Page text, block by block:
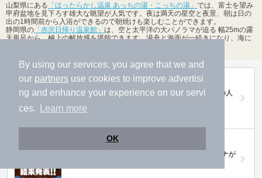
By using our services, you agree that we and
our partners use cookies to improve advertisi
ng and enhance your experience on our servi
ces.
Learn more
OK
山梨県にある 「ほったらかし温泉 あっちの湯・こっちの湯」 では、富士を望み
甲府盆地を見下ろす雄大な眺望が人気です。夜は満天の星空と夜景、朝は日の
出の1時間前から入浴ができるので朝焼けも楽しむことができます。
静岡県の 「赤沢日帰り温泉館」 は、空と太平洋の大パノラマが迫る 幅25mの露
天風呂から、極上の解放感を堪能できます。湯舟と海面が一続きになり、海に
第20回ニフティ温泉年間ランキング2025
全国約2.2万件の中から頂点に選ばれた、2025年の人
ニフティ温泉 サウナランキング2026
おふろ好きユーザーの投票により、全国No.1サウナが